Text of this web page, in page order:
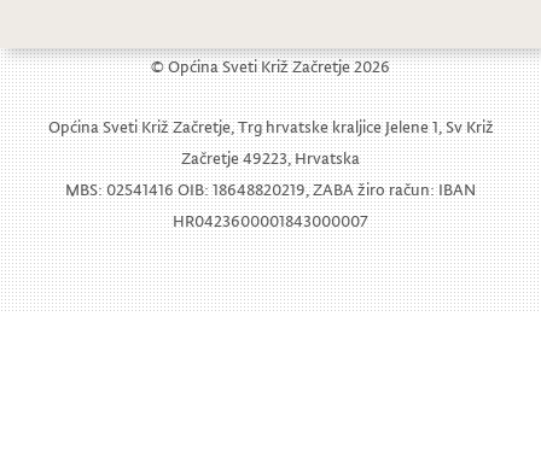
© Općina Sveti Križ Začretje 2026
Općina Sveti Križ Začretje, Trg hrvatske kraljice Jelene 1, Sv Križ
Začretje 49223, Hrvatska
MBS: 02541416 OIB: 18648820219, ZABA žiro račun: IBAN
HR0423600001843000007